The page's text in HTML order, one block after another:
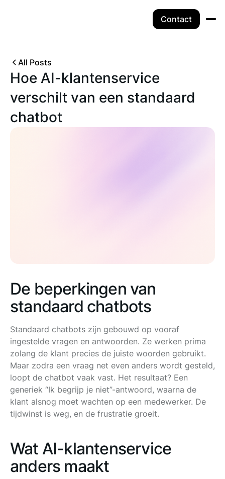
Contact
All Posts
Hoe AI-klantenservice
verschilt van een standaard
chatbot
De beperkingen van
standaard chatbots
Standaard chatbots zijn gebouwd op vooraf
ingestelde vragen en antwoorden. Ze werken prima
zolang de klant precies de juiste woorden gebruikt.
Maar zodra een vraag net even anders wordt gesteld,
loopt de chatbot vaak vast. Het resultaat? Een
generiek “Ik begrijp je niet”-antwoord, waarna de
klant alsnog moet wachten op een medewerker. De
tijdwinst is weg, en de frustratie groeit.
Wat AI-klantenservice
anders maakt